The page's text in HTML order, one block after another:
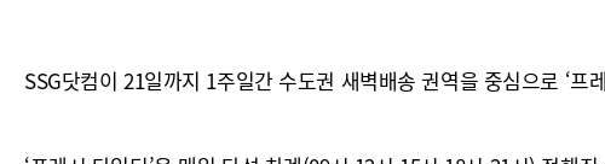
SSG닷컴이 21일까지 1주일간 수도권 새벽배송 권역을 중심으로 ‘프